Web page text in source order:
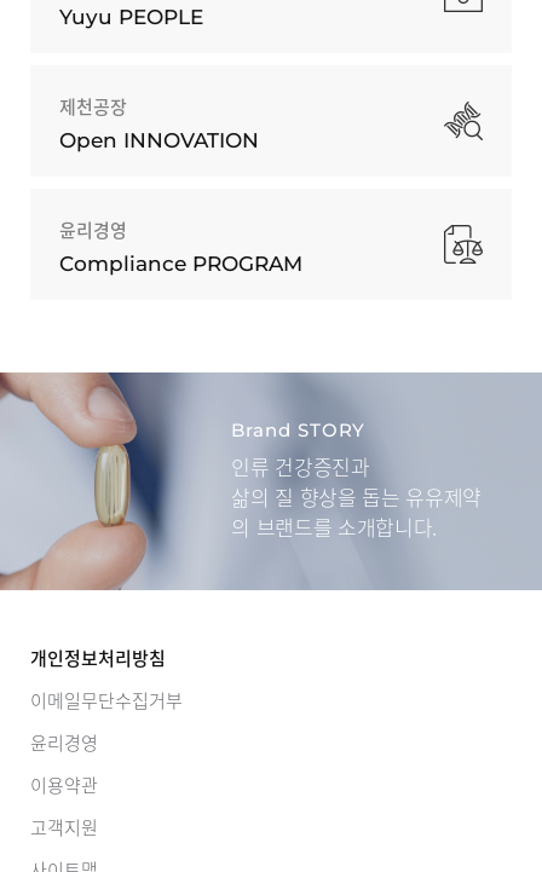
Yuyu PEOPLE
제천공장
Open INNOVATION
윤리경영
Compliance PROGRAM
Brand STORY
인류 건강증진과
삶의 질 향상을 돕는 유유제약
의 브랜드를 소개합니다.
개인정보처리방침
이메일무단수집거부
윤리경영
이용약관
고객지원